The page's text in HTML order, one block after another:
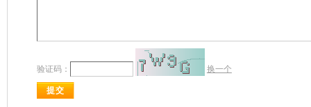
验证码： 换一个